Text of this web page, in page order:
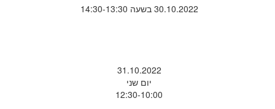
30.10.2022 בשעה 14:30-13:30
31.10.2022
יום שני
12:30-10:00